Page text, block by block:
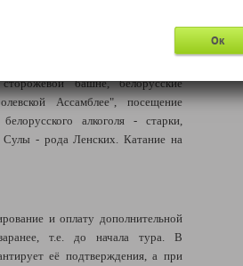
и традиции белорусской
в древнеславянском ритуале
средневековья, катание по
посещение средневековой
башне, белорусские
Ассамблее", посещение
алкоголя - старки,
Сулы - рода Ленских. Катание на
и оплату дополнительной
т.е. до начала тура. В
её подтверждения, а при
Ок